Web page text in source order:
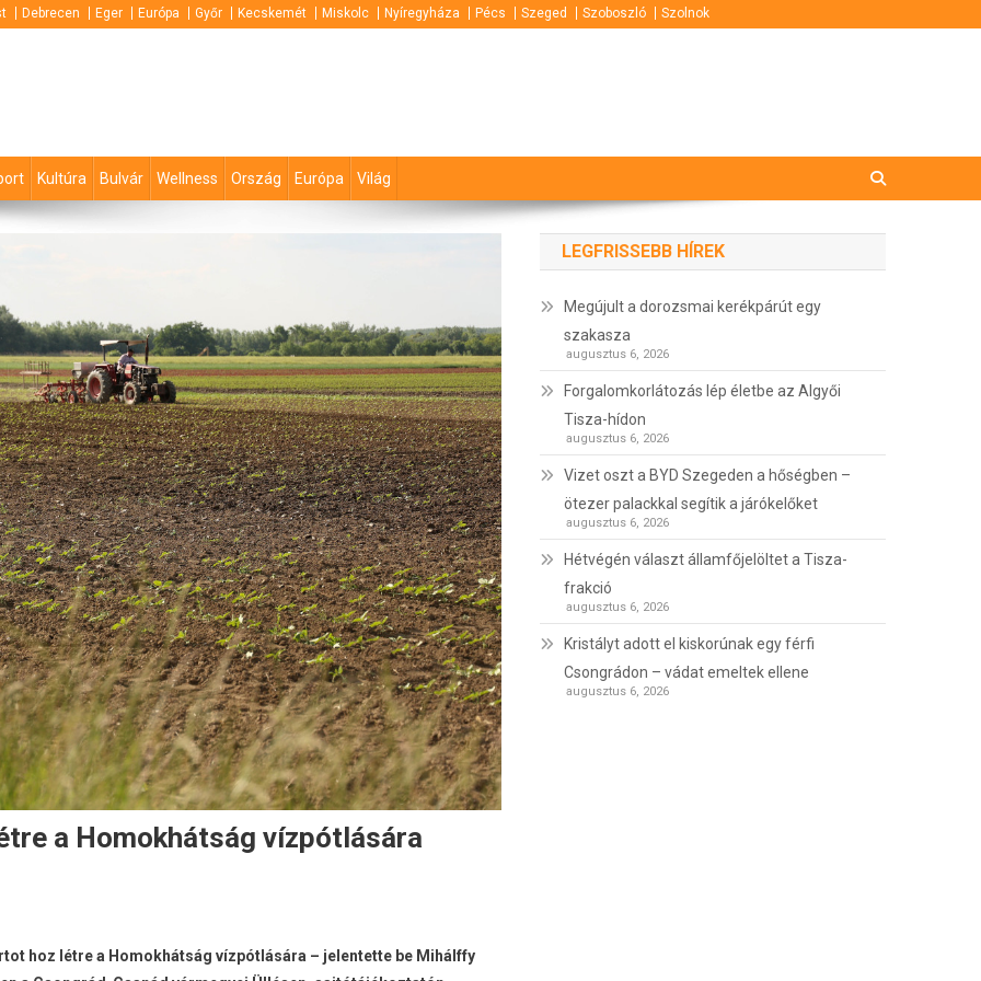
Debrecen Eger Európa Győr Kecskemét Miskolc Nyíregyháza Pécs Szeged Szoboszló Szolnok
Kultúra Bulvár Wellness Ország Európa Világ
a Homokhátság vízpótlására
hoz létre a Homokhátság vízpótlására – jelentette be Mihálffy
LEGFRISSEBB HÍREK
Megújult a dorozsmai kerékpárút egy
szakasza
augusztus 6, 2026
Forgalomkorlátozás lép életbe az Algyői
Tisza-hídon
augusztus 6, 2026
Vizet oszt a BYD Szegeden a hőségben –
ötezer palackkal segítik a járókelőket
augusztus 6, 2026
Hétvégén választ államfőjelöltet a Tisza-
frakció
augusztus 6, 2026
Kristályt adott el kiskorúnak egy férfi
Csongrádon – vádat emeltek ellene
augusztus 6, 2026